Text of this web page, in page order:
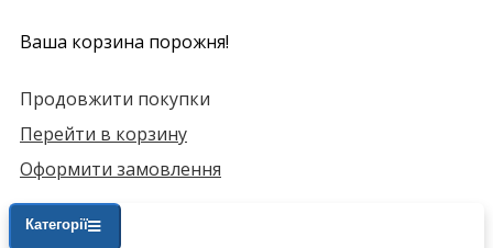
Ваша корзина порожня!
Продовжити покупки
Перейти в корзину
Оформити замовлення
Категорії